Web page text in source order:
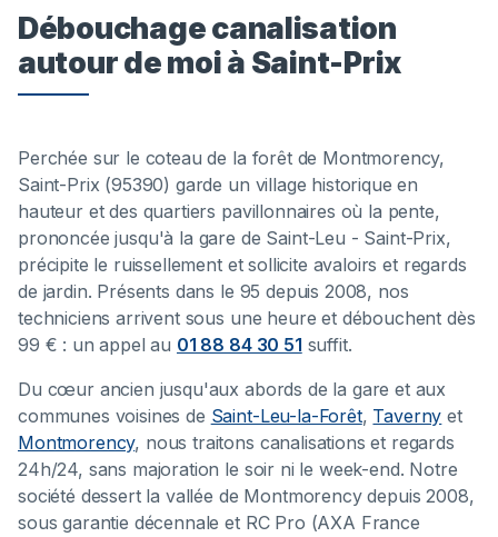
Débouchage canalisation
autour de moi à Saint-Prix
Perchée sur le coteau de la forêt de Montmorency,
Saint-Prix (95390) garde un village historique en
hauteur et des quartiers pavillonnaires où la pente,
prononcée jusqu'à la gare de Saint-Leu - Saint-Prix,
précipite le ruissellement et sollicite avaloirs et regards
de jardin. Présents dans le 95 depuis 2008, nos
techniciens arrivent sous une heure et débouchent dès
99 € : un appel au 01 88 84 30 51 suffit.
Du cœur ancien jusqu'aux abords de la gare et aux
communes voisines de Saint-Leu-la-Forêt, Taverny et
Montmorency, nous traitons canalisations et regards
24h/24, sans majoration le soir ni le week-end. Notre
société dessert la vallée de Montmorency depuis 2008,
sous garantie décennale et RC Pro (AXA France